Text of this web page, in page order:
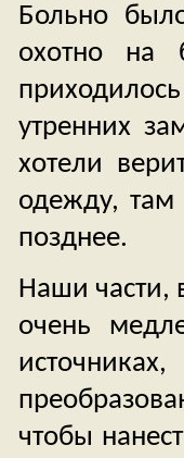
Больно
охотно на
утренних
хотели
одежду, там
позднее.
Наши части,
очень
чтобы